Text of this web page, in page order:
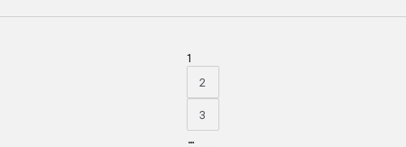
1
2
3
…